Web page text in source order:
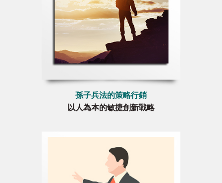
孫子兵法的策略行銷
以人為本的敏捷創新戰略